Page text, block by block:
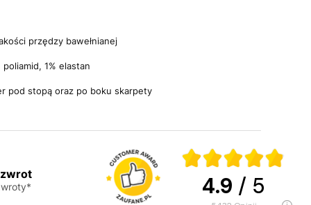
przędzy bawełnianej
poliamid, 1% elastan
pod stopą oraz po boku skarpety
4.9 / 5